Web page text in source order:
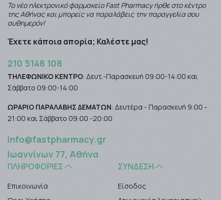
Το νέο ηλεκτρονικό φαρμακείο Fast Pharmacy ήρθε στο κέντρο
της Αθήνας και μπορείς να παραλάβεις την παραγγελία σου
αυθημερόν!
Έχετε κάποια απορία; Καλέστε μας!
210 5148 108
ΤΗΛΕΦΩΝΙΚΟ ΚΕΝΤΡΟ: Δευτ.-Παρασκευή 09:00-14:00 και
Σάββατο 09:00-14:00
ΩΡΑΡΙΟ ΠΑΡΑΛΑΒΗΣ ΔΕΜΑΤΩΝ: Δευτέρα - Παρασκευή 9:00 -
21:00 και Σάββατο 09:00 -20:00
info@fastpharmacy.gr
Ιωαννίνων 77, Αθήνα
ΠΛΗΡΟΦΟΡΊΕΣ
Επικοινωνία
ΣΎΝΔΕΣΗ
Είσοδος